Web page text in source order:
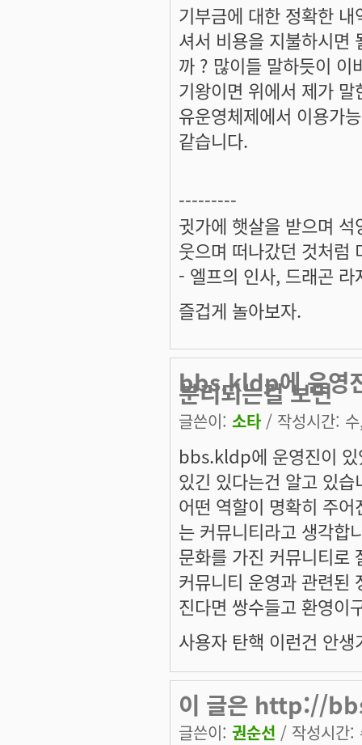
기부금에 대한 정확한
셔서 비용을 지불하시면
까 ? 많이들 말하듯이 이
기왕이면 위에서 제가
유운영체제에서 이용가
같습니다.
---------
귓가에 햇살을 받으며
웃으며 떠나갔던 것처럼
- 엘프의 인사, 드래곤 라
즐겁게 놀아보자.
bbs.kldp에 운영
분리되는걸 보면
글쓴이: 소타 / 작성시간:
bbs.kldp에 운영진이 있
있긴 있다는건 알고 있습
어떤 역할이 명확히 주
는 커뮤니티라고 생각합
문화를 가진 커뮤니티로
커뮤니티 운영과 관련된
진다면 쌍수들고 환영이
사용자 탄핵 이런건 안
이 글은 http://
글쓴이: 권순선 / 작성시간